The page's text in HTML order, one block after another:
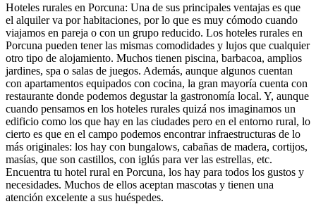
Hoteles rurales en Porcuna: Una de sus principales ventajas es que
el alquiler va por habitaciones, por lo que es muy cómodo cuando
viajamos en pareja o con un grupo reducido. Los hoteles rurales en
Porcuna pueden tener las mismas comodidades y lujos que cualquier
otro tipo de alojamiento. Muchos tienen piscina, barbacoa, amplios
jardines, spa o salas de juegos. Además, aunque algunos cuentan
con apartamentos equipados con cocina, la gran mayoría cuenta con
restaurante donde podemos degustar la gastronomía local. Y, aunque
cuando pensamos en los hoteles rurales quizá nos imaginamos un
edificio como los que hay en las ciudades pero en el entorno rural, lo
cierto es que en el campo podemos encontrar infraestructuras de lo
más originales: los hay con bungalows, cabañas de madera, cortijos,
masías, que son castillos, con iglús para ver las estrellas, etc.
Encuentra tu hotel rural en Porcuna, los hay para todos los gustos y
necesidades. Muchos de ellos aceptan mascotas y tienen una
atención excelente a sus huéspedes.